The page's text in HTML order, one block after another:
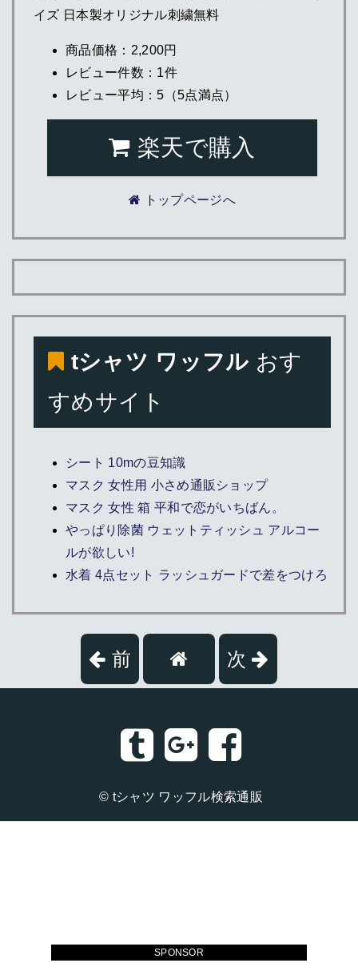
イズ 日本製オリジナル刺繍無料
商品価格：2,200円
レビュー件数：1件
レビュー平均：5（5点満点）
楽天で購入
トップページへ
tシャツ ワッフル おす
すめサイト
シート 10mの豆知識
マスク 女性用 小さめ通販ショップ
マスク 女性 箱 平和で恋がいちばん。
やっぱり除菌 ウェットティッシュ アルコー
ルが欲しい!
水着 4点セット ラッシュガードで差をつけろ
前 次
© tシャツ ワッフル検索通販
SPONSOR